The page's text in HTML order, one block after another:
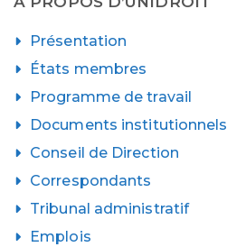
Présentation
États membres
Programme de travail
Documents institutionnels
Conseil de Direction
Correspondants
Tribunal administratif
Emplois